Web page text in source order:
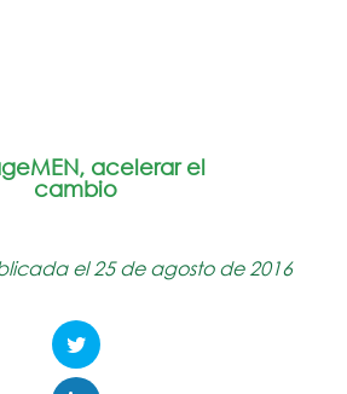
acelerar el
cambio
el 25 de agosto de 2016